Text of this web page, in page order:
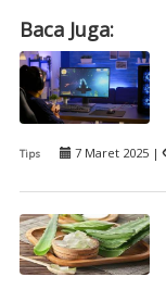
Baca Juga:
Tips 7 Maret 2025 |